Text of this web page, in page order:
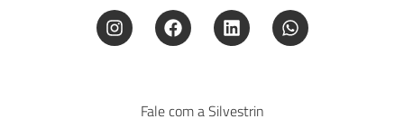
Fale com a Silvestrin